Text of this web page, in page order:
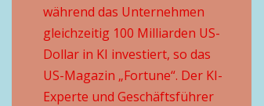
während das Unternehmen
gleichzeitig 100 Milliarden US-
Dollar in KI investiert, so das
US-Magazin „Fortune“. Der KI-
Experte und Geschäftsführer